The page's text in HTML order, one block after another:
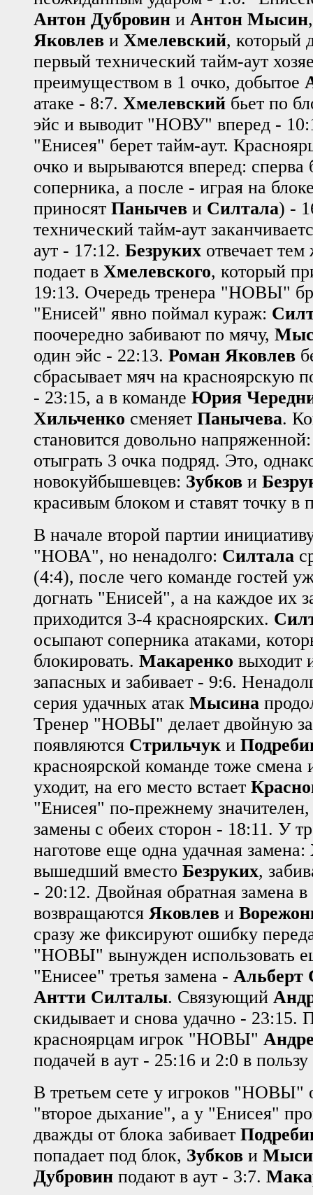
Антон Дубровин и Антон Мысин
Яковлев и Хмелевский, который
первый технический тайм-аут
преимуществом в 1 очко, добытое
атаке - 8:7. Хмелевский бьет по
эйс и выводит "НОВУ" вперед -
"Енисея" берет тайм-аут.
очко и вырываются вперед: сперва
соперника, а после - играя на
приносят Панычев и Силтала) -
технический тайм-аут
аут - 17:12. Безруких отвечает
подает в Хмелевского, который
19:13. Очередь тренера "НОВЫ"
"Енисей" явно поймал кураж:
поочередно забивают по мячу,
один эйс - 22:13. Роман Яковлев
сбрасывает мяч на красноярскую
- 23:15, а в команде Юрия
Хильченко сменяет Панычева.
становится довольно
отыграть 3 очка подряд. Это,
новокуйбышевцев: Зубков и
красивым блоком и ставят точку в
В начале второй партии
"НОВА", но ненадолго: Силтала
(4:4), после чего команде гостей
догнать "Енисей", а на каждое их
приходится 3-4 красноярских.
осыпают соперника атаками,
блокировать. Макаренко выходит
запасных и забивает - 9:6.
серия удачных атак Мысина
Тренер "НОВЫ" делает двойную
появляются Стрильчук и
красноярской команде тоже смена
уходит, на его место встает
"Енисея" по-прежнему
замены с обеих сторон - 18:11. У
наготове еще одна удачная замена:
вышедший вместо Безруких,
- 20:12. Двойная обратная замена
возвращаются Яковлев и
сразу же фиксируют ошибку
"НОВЫ" вынужден использовать
"Енисее" третья замена - Альберт
Антти Силталы. Связующий
скидывает и снова удачно - 23:15.
красноярцам игрок "НОВЫ"
подачей в аут - 25:16 и 2:0 в
В третьем сете у игроков "НОВЫ"
"второе дыхание", а у "Енисея"
дважды от блока забивает
попадает под блок, Зубков и
Дубровин подают в аут - 3:7.